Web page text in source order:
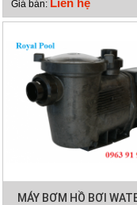
Giá bán:
MÁY BƠM HỒ BƠI